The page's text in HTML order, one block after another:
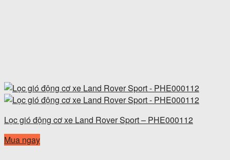
Lọc gió động cơ xe Land Rover Sport – PHE000112
Mua ngay